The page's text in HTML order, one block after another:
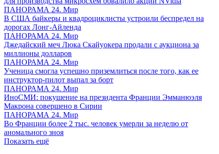
ПАНОРАМА 24. Мир
В США байкеры и квадроциклисты устроили беспредел на
дорогах Лонг-Айленда
ПАНОРАМА 24. Мир
Джедайский меч Люка Скайуокера продали с аукциона за
миллионы долларов
ПАНОРАМА 24. Мир
Ученица смогла успешно приземлиться после того, как ее
инструктор-пилот выпал за борт
ПАНОРАМА 24. Мир
ИноСМИ: покушение на президента Франции Эмманюэля
Макрона совершено в Сирии
ПАНОРАМА 24. Мир
Во Франции более 2 тыс. человек умерли за неделю от
аномального зноя
Показать ещё